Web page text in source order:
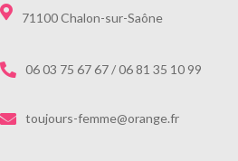
71100 Chalon-sur-Saône
06 03 75 67 67 / 06 81 35 10 99
toujours-femme@orange.fr